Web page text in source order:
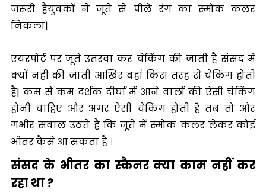
जरूरी हैयुवकों ने जूते से पीले रंग का स्मोक कलर
निकला|
एयरपोर्ट पर जूते उतरवा कर चेकिंग की जाती है संसद में
क्यों नहीं की जाती आखिर वहां किस तरह से चेकिंग होती
है| कम से कम दर्शक दीर्घा में आने वालों की ऐसी चेकिंग
होनी चाहिए और अगर ऐसी चेकिंग होती है तब तो और
गंभीर सवाल उठते हैं कि जूते में स्मोक कलर लेकर कोई
भीतर कैसे आ सकता है ।
संसद के भीतर का स्कैनर क्या काम नहीं कर
रहा था ?